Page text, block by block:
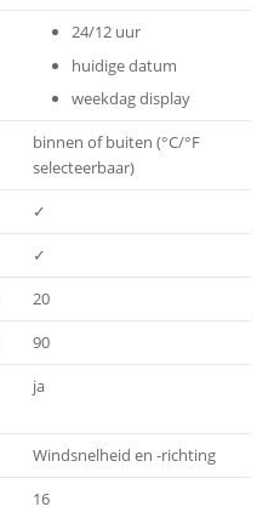
24/12 uur
huidige datum
weekdag display
binnen of buiten (°C/°F
selecteerbaar)
✓
✓
20
90
ja
Windsnelheid en -richting
16